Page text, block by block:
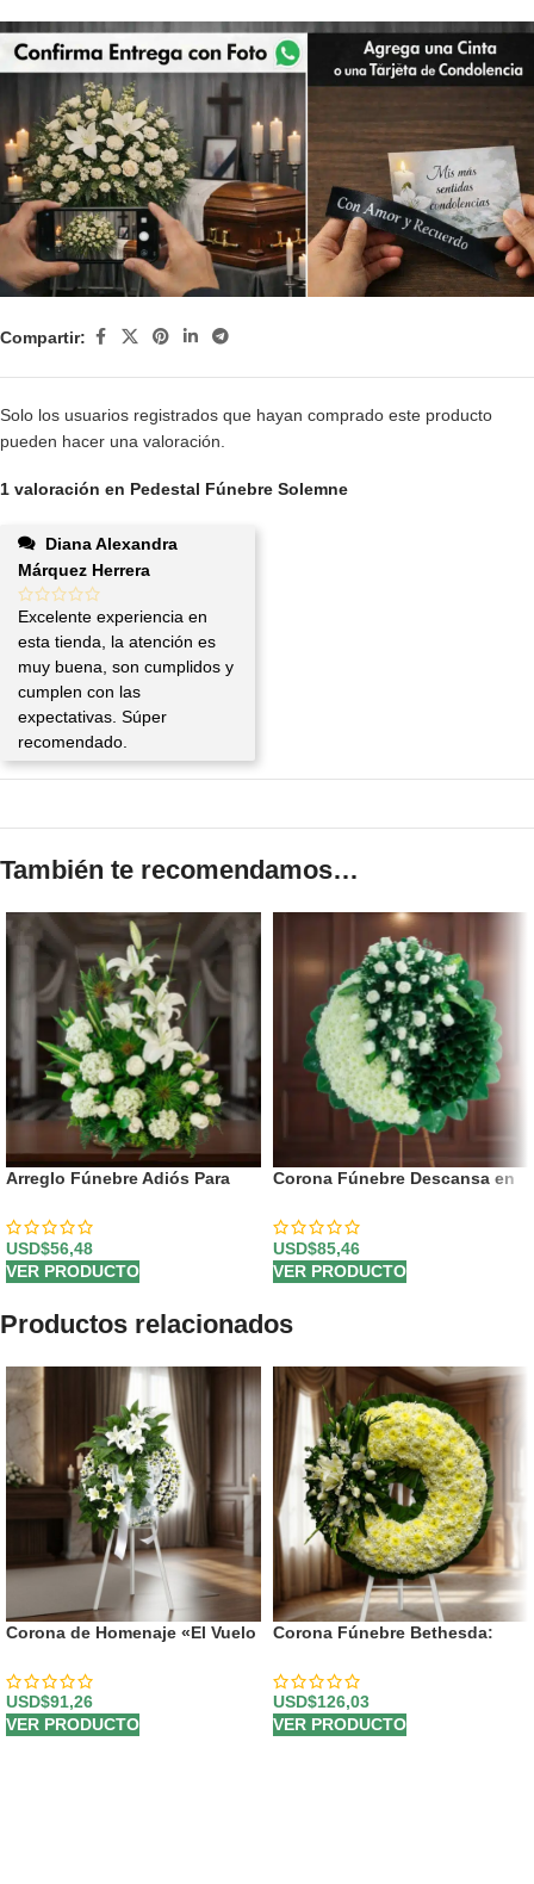
Compartir:
1 valoración en Pedestal Fúnebre Solemne
Márquez Herrera
Excelente experiencia en
esta tienda, la atención es
muy buena, son cumplidos y
cumplen con las
expectativas. Súper
recomendado.
Solo los usuarios registrados que hayan comprado este producto
pueden hacer una valoración.
También te recomendamos…
Arreglo Fúnebre Adiós Para
USD$56,48
VER PRODUCTO
Corona Fúnebre Descansa en
USD$85,46
VER PRODUCTO
Productos relacionados
Corona de Homenaje «El Vuelo
USD$91,26
VER PRODUCTO
Corona Fúnebre Bethesda:
USD$126,03
VER PRODUCTO